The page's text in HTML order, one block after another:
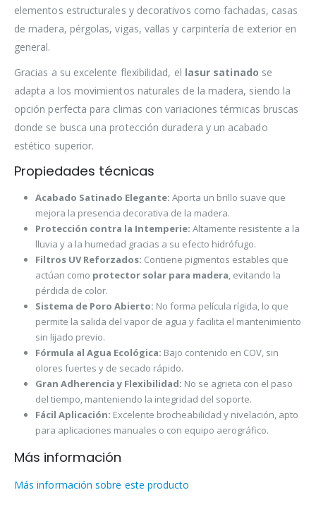
elementos estructurales y decorativos como fachadas, casas
de madera, pérgolas, vigas, vallas y carpintería de exterior en
general.
Gracias a su excelente flexibilidad, el lasur satinado se
adapta a los movimientos naturales de la madera, siendo la
opción perfecta para climas con variaciones térmicas bruscas
donde se busca una protección duradera y un acabado
estético superior.
Propiedades técnicas
Acabado Satinado Elegante: Aporta un brillo suave que
mejora la presencia decorativa de la madera.
Protección contra la Intemperie: Altamente resistente a la
lluvia y a la humedad gracias a su efecto hidrófugo.
Filtros UV Reforzados: Contiene pigmentos estables que
actúan como protector solar para madera, evitando la
pérdida de color.
Sistema de Poro Abierto: No forma película rígida, lo que
permite la salida del vapor de agua y facilita el mantenimiento
sin lijado previo.
Fórmula al Agua Ecológica: Bajo contenido en COV, sin
olores fuertes y de secado rápido.
Gran Adherencia y Flexibilidad: No se agrieta con el paso
del tiempo, manteniendo la integridad del soporte.
Fácil Aplicación: Excelente brocheabilidad y nivelación, apto
para aplicaciones manuales o con equipo aerográfico.
Más información
Más información sobre este producto